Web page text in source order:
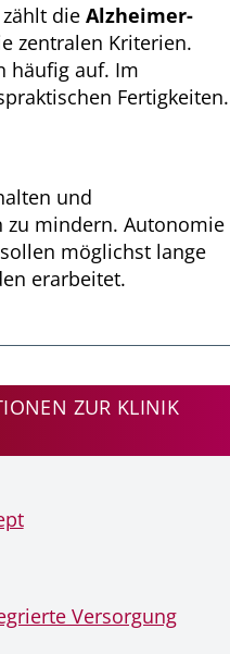
die Alzheimer-
zentralen Kriterien.
häufig auf. Im
Fertigkeiten.
und
zu mindern. Autonomie
möglichst lange
erarbeitet.
ZUR KLINIK
Versorgung